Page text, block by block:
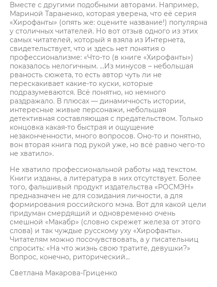
Вместе с другими подобными авторами. Например,
Мариной Тараненко, которая уверена, что её серия
«Хирофанты» (опять же: оцените название!) популярна
у столичных читателей. Но вот отзыв одного из этих
самых читателей, который я взяла из Интернета,
свидетельствует, что и здесь нет понятия о
профессионализме: «Что-то (в книге «Хирофанты»)
показалось нелогичным. …Из минусов – небольшая
рваность сюжета, то есть автор чуть ли не
перескакивает какие-то куски, которые
подразумеваются. Всё понятно, но немного
раздражало. В плюсах — динамичность истории,
интересные живые персонажи, небольшая
детективная составляющая с предательством. Только
концовка какая-то быстрая и ощущение
незаконченности, много вопросов. Оно-то и понятно,
вон вторая книга под рукой уже, но всё равно чего-то
не хватило».
Не хватило профессиональной работы над текстом.
Книги изданы, а литература в них отсутствует. Более
того, фальшивый продукт издательства «РОСМЭН»
предназначен не для созидания личности, а для
формирования российского мэна. Вот для какой цели
придуман смердящий и одновременно очень
смешной «Макабр» (словно скрежет железа от этого
слова) и так чуждые русскому уху «Хирофанты».
Читателям можно посочувствовать, а у писательниц
спросить: «На что жизнь свою тратите, девушки?»
Вопрос, конечно, риторический…
Светлана Макарова-Гриценко